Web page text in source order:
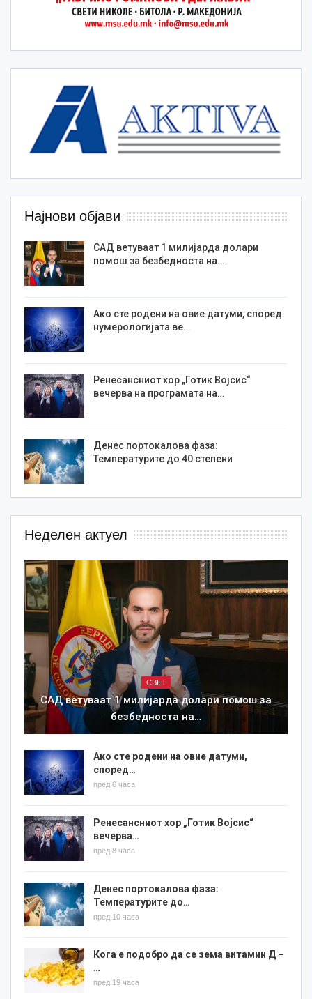
Најнови објави
САД ветуваат 1 милијарда долари
помош за безбедноста на…
Ако сте родени на овие датуми, според
нумерологијата ве…
Ренесансниот хор „Готик Војсис“
вечерва на програмата на…
Денес портокалова фаза:
Температурите до 40 степени
Неделен актуел
СВЕТ
САД ветуваат 1 милијарда долари помош за
безбедноста на…
Ако сте родени на овие датуми,
според…
пред 6 часа
Ренесансниот хор „Готик Војсис“
вечерва…
пред 8 часа
Денес портокалова фаза:
Температурите до…
пред 10 часа
Кога е подобро да се зема витамин Д –
…
пред 19 часа